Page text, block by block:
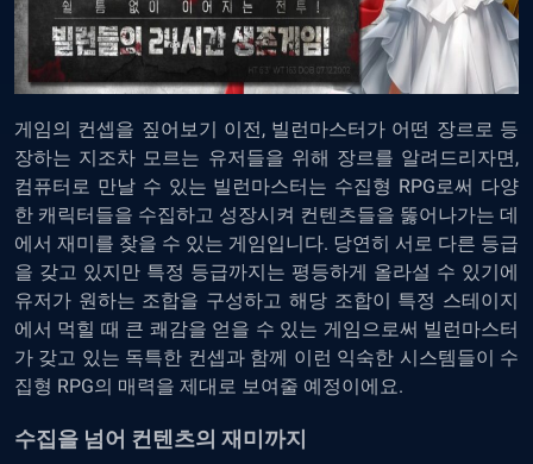
게임의 컨셉을 짚어보기 이전, 빌런마스터가 어떤 장르로 등
장하는 지조차 모르는 유저들을 위해 장르를 알려드리자면,
컴퓨터로 만날 수 있는 빌런마스터는 수집형 RPG로써 다양
한 캐릭터들을 수집하고 성장시켜 컨텐츠들을 뚫어나가는 데
에서 재미를 찾을 수 있는 게임입니다. 당연히 서로 다른 등급
을 갖고 있지만 특정 등급까지는 평등하게 올라설 수 있기에
유저가 원하는 조합을 구성하고 해당 조합이 특정 스테이지
에서 먹힐 때 큰 쾌감을 얻을 수 있는 게임으로써 빌런마스터
가 갖고 있는 독특한 컨셉과 함께 이런 익숙한 시스템들이 수
집형 RPG의 매력을 제대로 보여줄 예정이에요.
수집을 넘어 컨텐츠의 재미까지